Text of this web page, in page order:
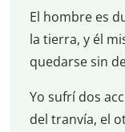
El hombre es
la tierra, y él
quedarse sin
Yo sufrí dos
del tranvía, el